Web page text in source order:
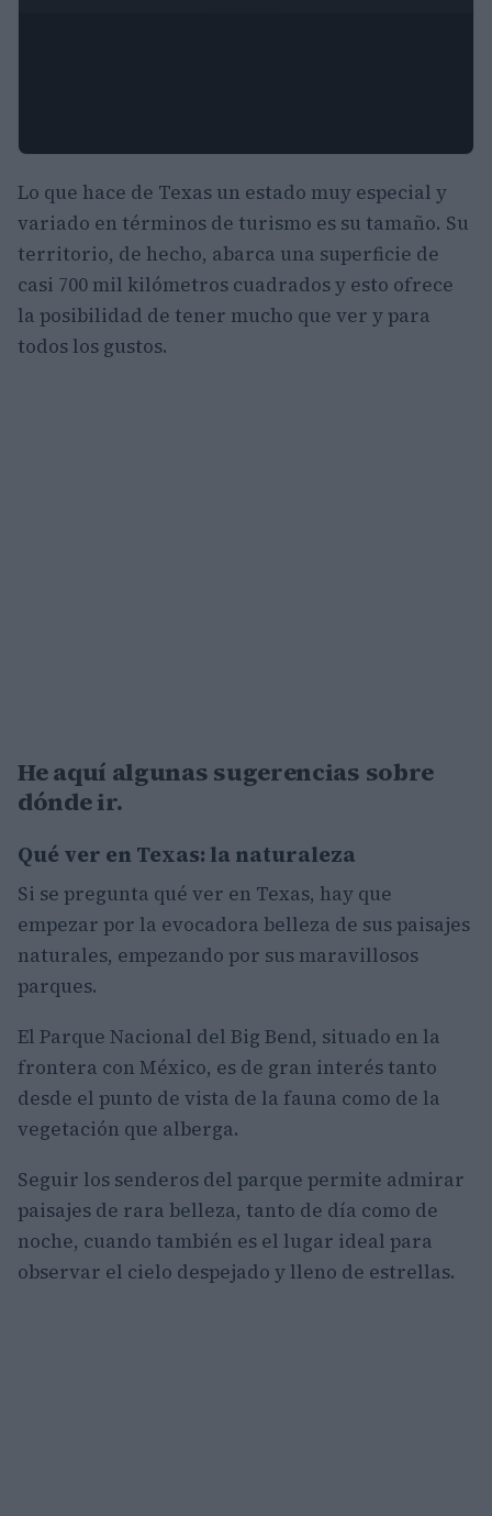
Lo que hace de Texas un estado muy especial y
variado en términos de turismo es su tamaño. Su
territorio, de hecho, abarca una superficie de
casi 700 mil kilómetros cuadrados y esto ofrece
la posibilidad de tener mucho que ver y para
todos los gustos.
He aquí algunas sugerencias sobre
dónde ir.
Qué ver en Texas: la naturaleza
Si se pregunta qué ver en Texas, hay que
empezar por la evocadora belleza de sus paisajes
naturales, empezando por sus maravillosos
parques.
El Parque Nacional del Big Bend, situado en la
frontera con México, es de gran interés tanto
desde el punto de vista de la fauna como de la
vegetación que alberga.
Seguir los senderos del parque permite admirar
paisajes de rara belleza, tanto de día como de
noche, cuando también es el lugar ideal para
observar el cielo despejado y lleno de estrellas.